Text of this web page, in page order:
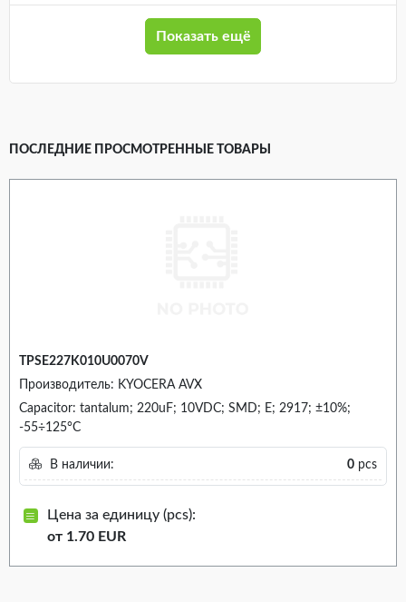
Показать ещё
ПОСЛЕДНИЕ ПРОСМОТРЕННЫЕ ТОВАРЫ
TPSE227K010U0070V
Производитель: KYOCERA AVX
Capacitor: tantalum; 220uF; 10VDC; SMD; E; 2917; ±10%;
-55÷125°C
В наличии: 0 pcs
Цена за единицу (pcs):
от 1.70 EUR